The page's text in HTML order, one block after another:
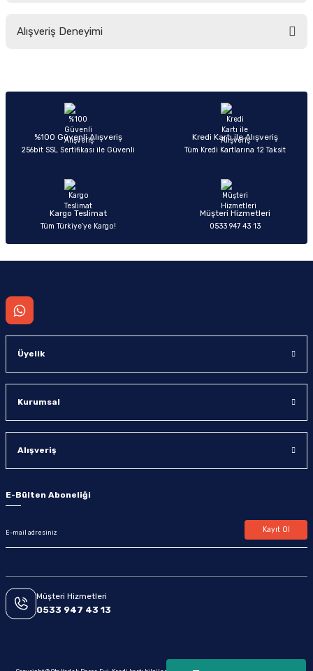
yetersiz gördüğünüz noktaları öneri formunu kullanarak tarafımıza
Ürün açıklamasında eksik bilgiler bulunuyor.
Ürün bilgilerinde hatalar bulunuyor.
Ürün fiyatı diğer sitelerden daha pahalı.
Alışveriş Deneyimi
Sitemize ilk yorumu siz yapın!
%100 Güvenli Alışveriş
256bit SSL Sertifikası ile Güvenli
Kredi Kartı ile Alışveriş
Tüm Kredi Kartlarına 12 Taksit
Kargo Teslimat
Tüm Türkiye’ye Kargo!
Müşteri Hizmetleri
0533 947 43 13
Üyelik
Kurumsal
Alışveriş
E-Bülten Aboneliği
Kayıt Ol
Müşteri Hizmetleri
0533 947 43 13